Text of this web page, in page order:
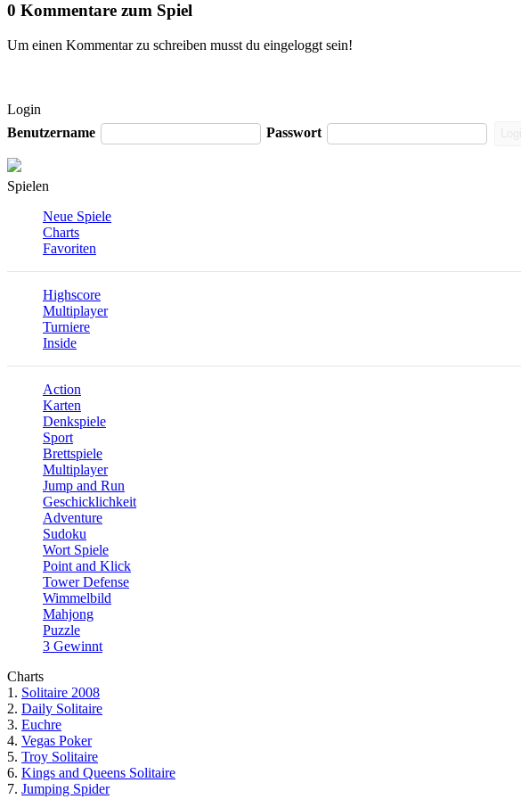
0 Kommentare zum Spiel
Um einen Kommentar zu schreiben musst du eingeloggt sein!
Login
Benutzername
Passwort
Spielen
Neue Spiele
Charts
Favoriten
Highscore
Multiplayer
Turniere
Inside
Action
Karten
Denkspiele
Sport
Brettspiele
Multiplayer
Jump and Run
Geschicklichkeit
Adventure
Sudoku
Wort Spiele
Point and Klick
Tower Defense
Wimmelbild
Mahjong
Puzzle
3 Gewinnt
Charts
1. Solitaire 2008
2. Daily Solitaire
3. Euchre
4. Vegas Poker
5. Troy Solitaire
6. Kings and Queens Solitaire
7. Jumping Spider